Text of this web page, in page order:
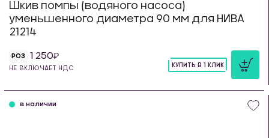
Шкив помпы (водяного насоса)
уменьшенного диаметра 90 мм для НИВА
21214
РОЗ 1 250
НЕ ВКЛЮЧАЕТ НДС
КУПИТЬ В 1 КЛИК
в наличии